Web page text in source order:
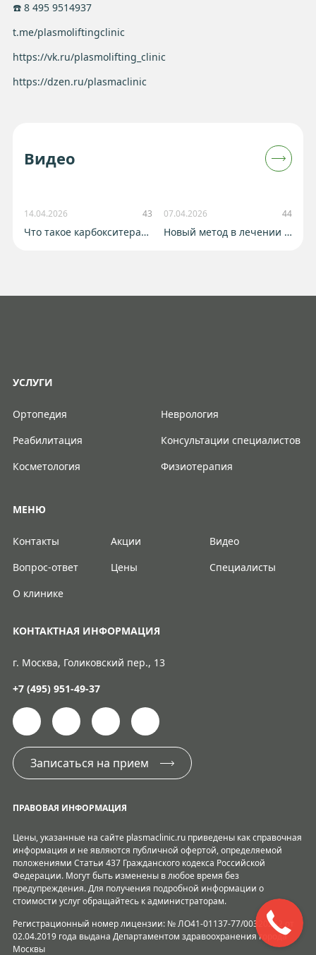
☎️ 8 495 9514937
t.me/plasmoliftingclinic
https://vk.ru/plasmolifting_clinic
https://dzen.ru/plasmaclinic
Видео
14.04.2026 43
Что такое карбокситерапия?
07.04.2026 44
Новый метод в лечении розацеа
УСЛУГИ
Ортопедия
Неврология
Реабилитация
Консультации специалистов
Косметология
Физиотерапия
МЕНЮ
Контакты Акции
Видео
Вопрос-ответ
Цены
Специалисты
О клинике
КОНТАКТНАЯ ИНФОРМАЦИЯ
г. Москва, Голиковский пер., 13
+7 (495) 951-49-37
Записаться на прием
ПРАВОВАЯ ИНФОРМАЦИЯ
Цены, указанные на сайте plasmaclinic.ru приведены как справочная
информация и не являются публичной офертой, определяемой
положениями Статьи 437 Гражданского кодекса Российской
Федерации. Могут быть изменены в любое время без
предупреждения. Для получения подробной информации о
стоимости услуг обращайтесь к администраторам.
Регистрационный номер лицензии: № ЛО41-01137-77/00320262 от
02.04.2019 года выдана Департаментом здравоохранения города
Москвы